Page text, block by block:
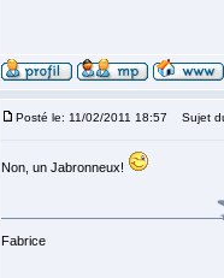
Posté le: 11/02/2011 18:57 Sujet
Non, un Jabronneux!
Fabrice